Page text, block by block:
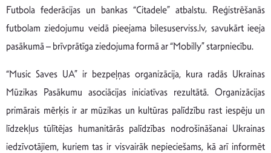
Futbola federācijas un bankas “Citadele” atbalstu. Reģistrēšanās
futbolam ziedojumu veidā pieejama bilesuserviss.lv, savukārt ieeja
pasākumā – brīvprātīga ziedojuma formā ar “Mobilly” starpniecību.
“Music Saves UA” ir bezpeļņas organizācija, kura radās Ukrainas
Mūzikas Pasākumu asociācijas iniciatīvas rezultātā. Organizācijas
primārais mērķis ir ar mūzikas un kultūras palīdzību rast iespēju un
līdzekļus tūlītējas humanitārās palīdzības nodrošināšanai Ukrainas
iedzīvotājiem, kuriem tas ir visvairāk nepieciešams, kā arī informēt